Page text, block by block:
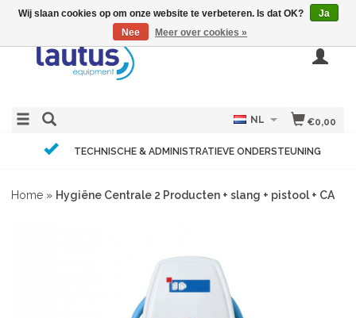
€0,00
NL
TECHNISCHE & ADMINISTRATIEVE ONDERSTEUNING
Home » Hygiëne Centrale 2 Producten + slang + pistool + CA
Wij slaan cookies op om onze website te verbeteren. Is dat OK?
Ja
Nee
Meer over cookies »